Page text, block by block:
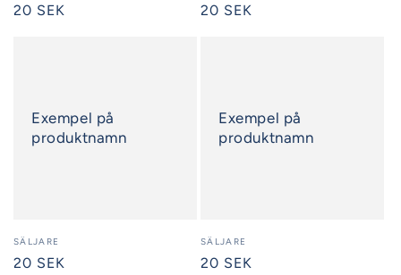
Ordinarie
20 SEK
Ordinarie
20 SEK
Exempel på
produktnamn
Säljare:
SÄLJARE
Ordinarie
20 SEK
Exempel på
produktnamn
Säljare:
SÄLJARE
Ordinarie
20 SEK